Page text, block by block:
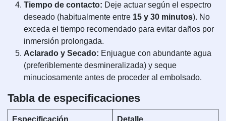
Tiempo de contacto: Deje actuar según el espectro
deseado (habitualmente entre 15 y 30 minutos). No
exceda el tiempo recomendado para evitar daños por
inmersión prolongada.
Aclarado y Secado: Enjuague con abundante agua
(preferiblemente desmineralizada) y seque
minuciosamente antes de proceder al embolsado.
Tabla de especificaciones
Especificación Detalle